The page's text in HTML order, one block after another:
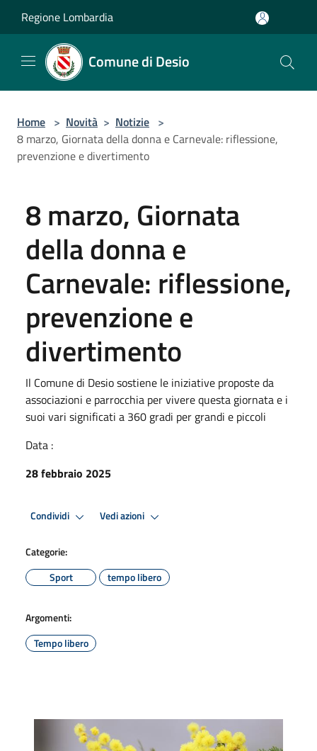
Regione Lombardia
Comune di Desio
Home > Novità > Notizie >
8 marzo, Giornata della donna e Carnevale: riflessione,
prevenzione e divertimento
8 marzo, Giornata
della donna e
Carnevale: riflessione,
prevenzione e
divertimento
Il Comune di Desio sostiene le iniziative proposte da
associazioni e parrocchia per vivere questa giornata e i
suoi vari significati a 360 gradi per grandi e piccoli
Data :
28 febbraio 2025
Condividi Vedi azioni
Categorie:
Sport
tempo libero
Argomenti:
Tempo libero